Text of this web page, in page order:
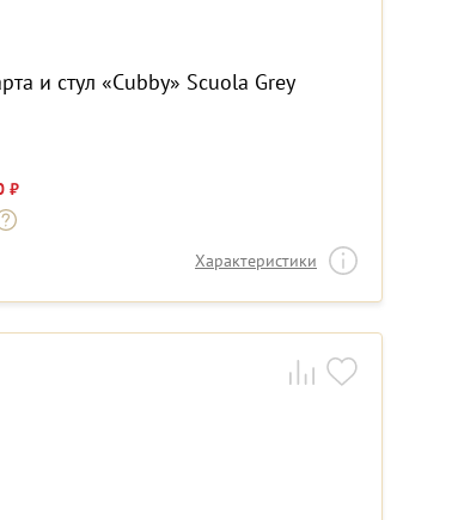
и стул «Cubby» Scuola Grey
₽
Характеристики